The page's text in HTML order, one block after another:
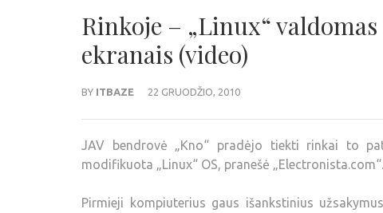
Rinkoje – „Linux“
ekranais (video)
BY ITBAZE 22 GRUODŽIO, 2010
JAV bendrovė „Kno“ pradėjo tiekti rinkai to
modifikuota „Linux“ OS, pranešė
Pirmieji kompiuterius gaus išankstinius